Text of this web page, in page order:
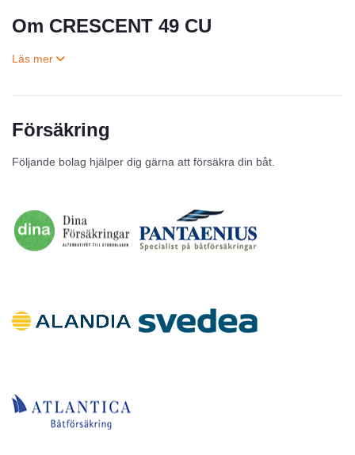
Om CRESCENT 49 CU
Försäkring
Följande bolag hjälper dig gärna att försäkra din båt.